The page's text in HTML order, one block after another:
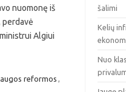
nuomonę iš
perdavė
Algiui
reformos ,
šalimi
Kelių
Nuo